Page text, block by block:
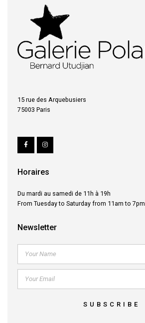
15 rue des Arquebusiers
75003 Paris
Horaires
Du mardi au samedi de 11h à 19h
From Tuesday to Saturday from 11am to 7pm
Newsletter
SUBSCRIBE